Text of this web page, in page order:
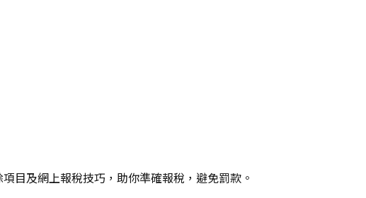
目及網上報稅技巧，助你準確報稅，避免罰款。